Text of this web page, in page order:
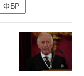
ФБР